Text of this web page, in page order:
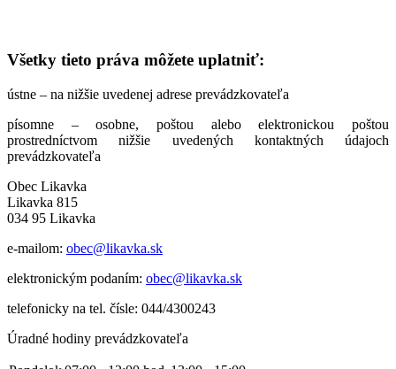
Všetky tieto práva môžete uplatniť:
ústne – na nižšie uvedenej adrese prevádzkovateľa
písomne – osobne, poštou alebo elektronickou poštou
prostredníctvom nižšie uvedených kontaktných údajoch
prevádzkovateľa
Obec Likavka
Likavka 815
034 95 Likavka
e-mailom: obec@likavka.sk
elektronickým podaním: obec@likavka.sk
telefonicky na tel. čísle: 044/4300243
Úradné hodiny prevádzkovateľa